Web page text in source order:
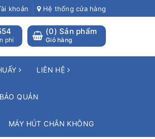
khoản Hệ thống cửa hàng
(0) Sản phẩm
Giỏ hàng
phí
LIÊN HỆ
QUẢN
MÁY HÚT CHÂN KHÔNG